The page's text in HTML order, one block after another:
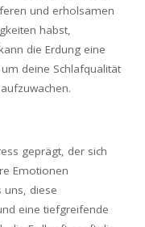
und erholsamen
habst,
die Erdung eine
deine Schlafqualität
geprägt, der sich
Emotionen
uns, diese
eine tiefgreifende